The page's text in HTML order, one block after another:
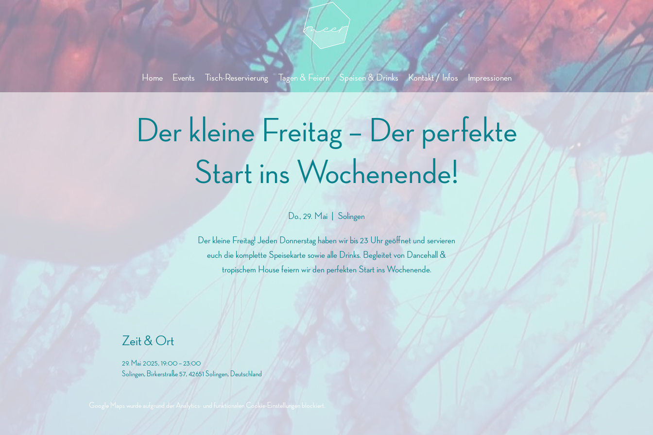
Home Events Tisch-Reservierung Tagen & Feiern Speisen & Drinks Kontakt / Infos Impressionen
Der kleine Freitag – Der perfekte
Start ins Wochenende!
Do., 29. Mai Solingen
Der kleine Freitag! Jeden Donnerstag haben wir bis 23 Uhr geöffnet und servieren
euch die komplette Speisekarte sowie alle Drinks. Begleitet von Dancehall &
tropischem House feiern wir den perfekten Start ins Wochenende.
Zeit & Ort
29. Mai 2025, 19:00 – 23:00
Solingen, Birkerstraße 57, 42651 Solingen, Deutschland
Google Maps wurde aufgrund der Analytics- und funktionalen Cookie-Einstellungen blockiert.